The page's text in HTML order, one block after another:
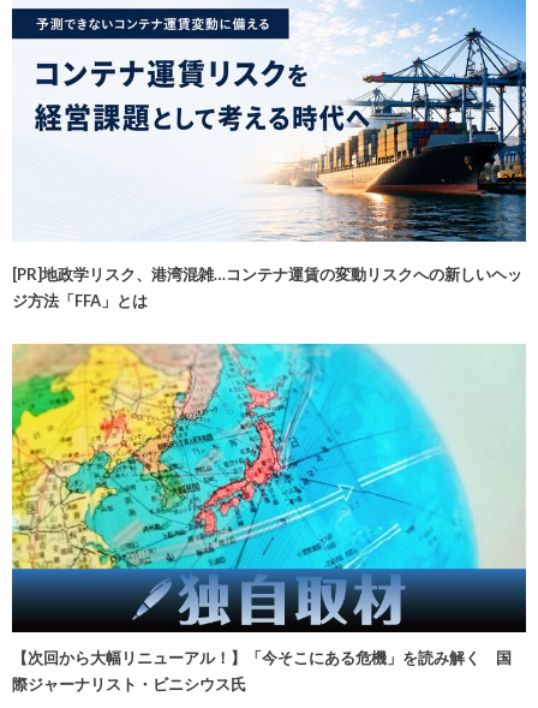
[PR]地政学リスク、港湾混雑…コンテナ運賃の変動リスクへの新しいヘッ
ジ方法「FFA」とは
【次回から大幅リニューアル！】「今そこにある危機」を読み解く 国
際ジャーナリスト・ビニシウス氏